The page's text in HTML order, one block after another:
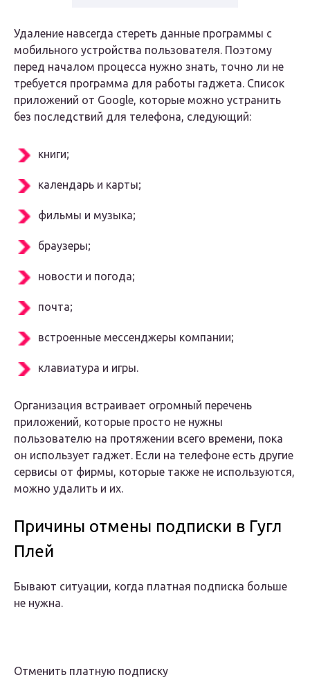
Удаление навсегда стереть данные программы с
мобильного устройства пользователя. Поэтому
перед началом процесса нужно знать, точно ли не
требуется программа для работы гаджета. Список
приложений от Google, которые можно устранить
без последствий для телефона, следующий:
книги;
календарь и карты;
фильмы и музыка;
браузеры;
новости и погода;
почта;
встроенные мессенджеры компании;
клавиатура и игры.
Организация встраивает огромный перечень
приложений, которые просто не нужны
пользователю на протяжении всего времени, пока
он использует гаджет. Если на телефоне есть другие
сервисы от фирмы, которые также не используются,
можно удалить и их.
Причины отмены подписки в Гугл
Плей
Бывают ситуации, когда платная подписка больше
не нужна.
Отменить платную подписку